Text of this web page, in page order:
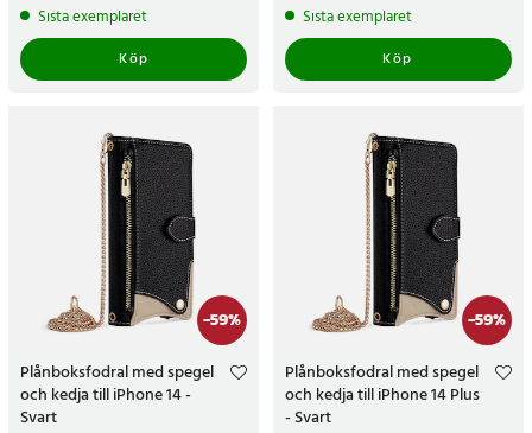
pris:199 kr
Sista exemplaret
Köp
pris:169 kr
Sista exemplaret
Köp
-59%
Plånboksfodral med spegel
och kedja till iPhone 14 -
Svart
-59%
Plånboksfodral med spegel
och kedja till iPhone 14 Plus
- Svart